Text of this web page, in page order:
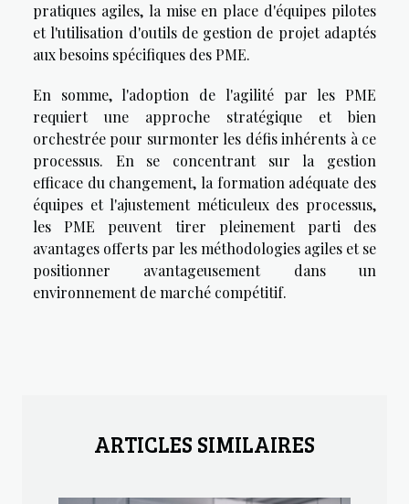
pratiques agiles, la mise en place d'équipes pilotes
et l'utilisation d'outils de gestion de projet adaptés
aux besoins spécifiques des PME.
En somme, l'adoption de l'agilité par les PME
requiert une approche stratégique et bien
orchestrée pour surmonter les défis inhérents à ce
processus. En se concentrant sur la gestion
efficace du changement, la formation adéquate des
équipes et l'ajustement méticuleux des processus,
les PME peuvent tirer pleinement parti des
avantages offerts par les méthodologies agiles et se
positionner avantageusement dans un
environnement de marché compétitif.
ARTICLES SIMILAIRES